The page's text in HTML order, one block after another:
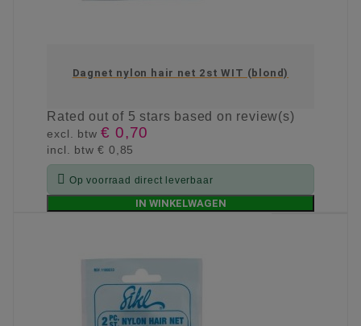
Dagnet nylon hair net 2st WIT (blond)
Ratedout of 5 stars based on review(s)
excl. btw€ 0,70
incl. btw€ 0,85
 Op voorraad direct leverbaar
IN WINKELWAGEN